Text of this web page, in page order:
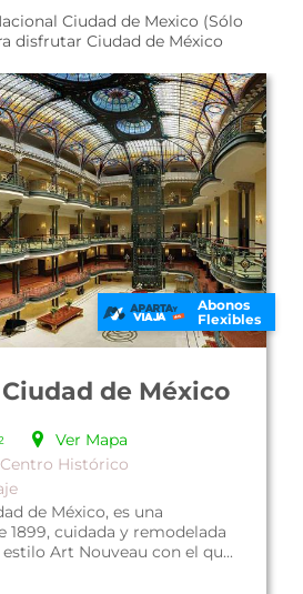
Ciudad de Mexico (Sólo
disfrutar Ciudad de México
Abonos
Flexibles
Centro
Ver Mapa
/ Centro Histórico
Centro Histórico, es una
estilo rústico campestre; se
de l...